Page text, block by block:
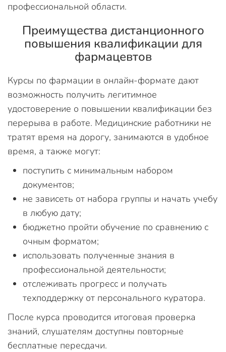
профессиональной области.
Преимущества дистанционного
повышения квалификации для
фармацевтов
Курсы по фармации в онлайн-формате дают
возможность получить легитимное
удостоверение о повышении квалификации без
перерыва в работе. Медицинские работники не
тратят время на дорогу, занимаются в удобное
время, а также могут:
поступить с минимальным набором
документов;
не зависеть от набора группы и начать учебу
в любую дату;
бюджетно пройти обучение по сравнению с
очным форматом;
использовать полученные знания в
профессиональной деятельности;
отслеживать прогресс и получать
техподдержку от персонального куратора.
После курса проводится итоговая проверка
знаний, слушателям доступны повторные
бесплатные пересдачи.